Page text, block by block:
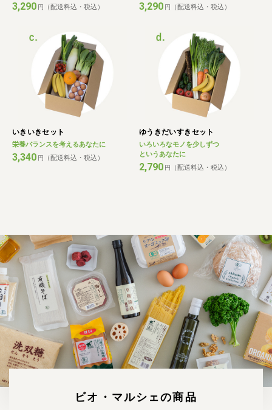
3,290 円 （配送料込・税込） 3,290 円 （配送料込・税込）
いきいきセット
栄養バランスを考えるあなたに
3,340 円 （配送料込・税込）
ゆうきだいすきセット
いろいろなモノを少しずつ
というあなたに
2,790 円 （配送料込・税込）
ビオ・マルシェの商品